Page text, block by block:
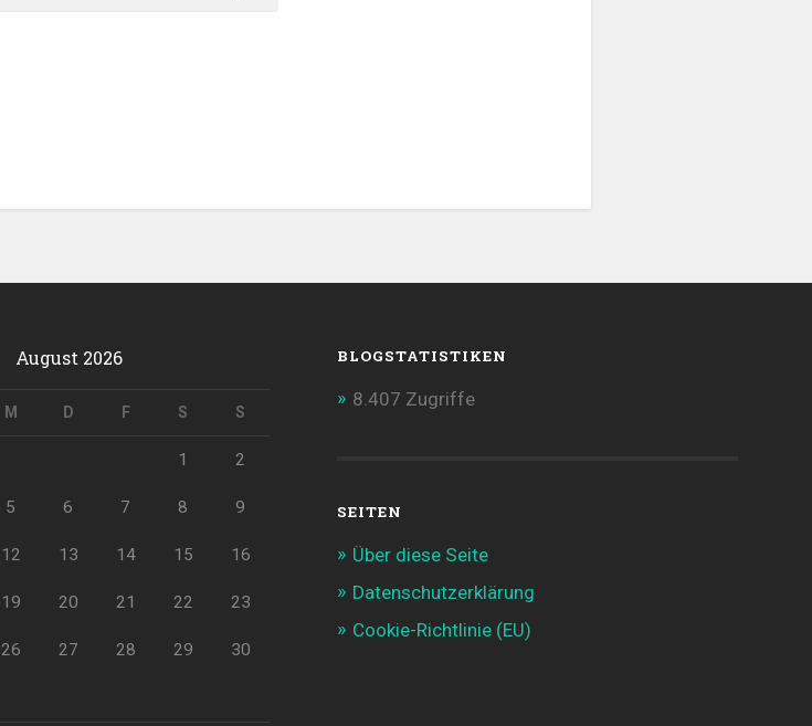
August 2026
M D F S S
1 2
5 6 7 8 9
12 13 14 15 16
19 20 21 22 23
26 27 28 29 30
BLOGSTATISTIKEN
8.407 Zugriffe
SEITEN
Über diese Seite
Datenschutzerklärung
Cookie-Richtlinie (EU)